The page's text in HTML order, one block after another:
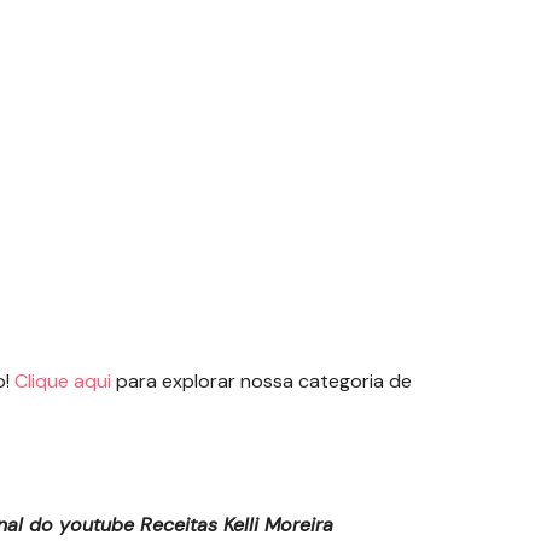
Clique aqui para explorar nossa categoria de
do youtube Receitas Kelli Moreira